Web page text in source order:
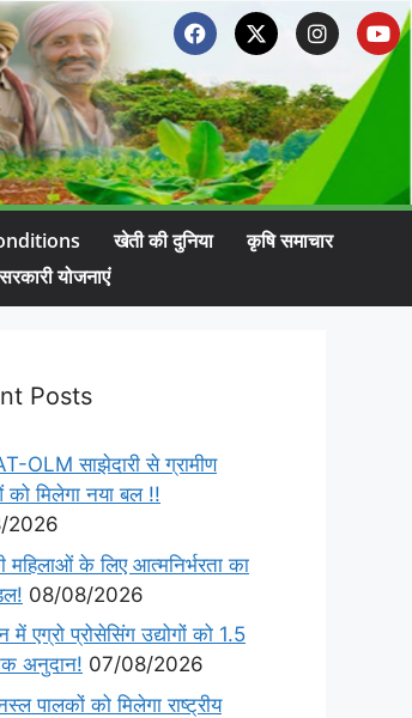
खेती की दुनिया
कृषि समाचार
योजनाएं
Posts
OLM साझेदारी से ग्रामीण
को मिलेगा नया बल !!
2026
महिलाओं के लिए आत्मनिर्भरता का
08/08/2026
में एग्रो प्रोसेसिंग उद्योगों को 1.5
अनुदान! 07/08/2026
पालकों को मिलेगा राष्ट्रीय